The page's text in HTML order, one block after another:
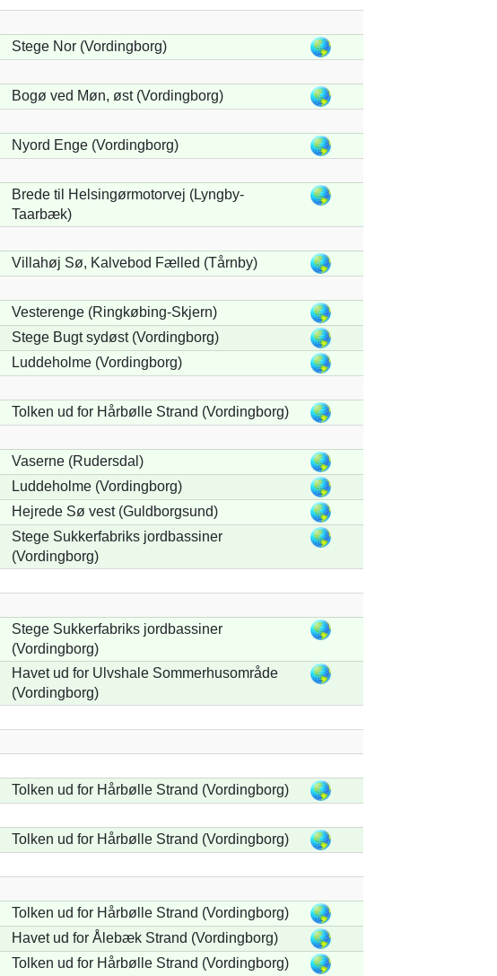
Stege Nor (Vordingborg)
Bogø ved Møn, øst (Vordingborg)
Nyord Enge (Vordingborg)
Brede til Helsingørmotorvej (Lyngby-
Taarbæk)
Villahøj Sø, Kalvebod Fælled (Tårnby)
Vesterenge (Ringkøbing-Skjern)
Stege Bugt sydøst (Vordingborg)
Luddeholme (Vordingborg)
Tolken ud for Hårbølle Strand (Vordingborg)
Vaserne (Rudersdal)
Luddeholme (Vordingborg)
Hejrede Sø vest (Guldborgsund)
Stege Sukkerfabriks jordbassiner
(Vordingborg)
Stege Sukkerfabriks jordbassiner
(Vordingborg)
Havet ud for Ulvshale Sommerhusområde
(Vordingborg)
Tolken ud for Hårbølle Strand (Vordingborg)
Tolken ud for Hårbølle Strand (Vordingborg)
Tolken ud for Hårbølle Strand (Vordingborg)
Havet ud for Ålebæk Strand (Vordingborg)
Tolken ud for Hårbølle Strand (Vordingborg)